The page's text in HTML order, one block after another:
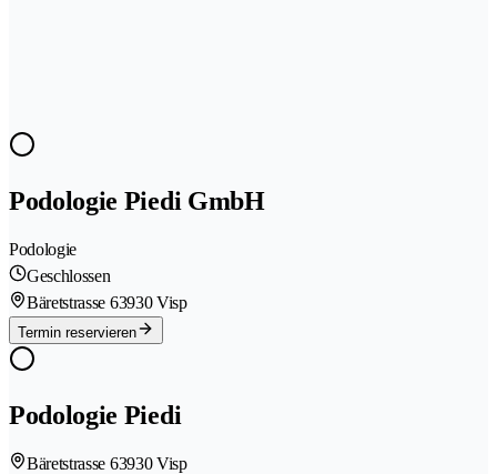
Podologie Piedi GmbH
Podologie
Geschlossen
Bäretstrasse 63930 Visp
Termin reservieren
Podologie Piedi
Bäretstrasse 63930 Visp